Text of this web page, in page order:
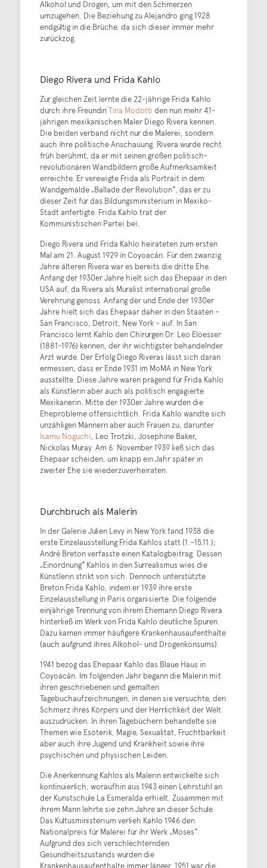
Alkohol und Drogen, um mit den Schmerzen
umzugehen. Die Beziehung zu Alejandro ging 1928
endgültig in die Brüche, da sich dieser immer mehr
zurückzog.
Diego Rivera und Frida Kahlo
Zur gleichen Zeit lernte die 22-jährige Frida Kahlo
durch ihre FreundinTina Modotti den nun mehr 41-
jährigen mexikanischen Maler Diego Rivera kennen.
Die beiden verband nicht nur die Malerei, sondern
auch ihre politische Anschauung. Rivera wurde recht
früh berühmt, da er mit seinen großen politisch-
revolutionären Wandbildern große Aufmerksamkeit
erreichte. Er verewigte Frida als Portrait in dem
Wandgemälde „Ballade der Revolution“, das er zu
dieser Zeit für das Bildungsministerium in Mexiko-
Stadt anfertigte. Frida Kahlo trat der
Kommunistischen Partei bei.
Diego Rivera und Frida Kahlo heirateten zum ersten
Mal am 21. August 1929 in Coyoacán. Für den zwanzig
Jahre älteren Rivera war es bereits die dritte Ehe.
Anfang der 1930er Jahre hielt sich das Ehepaar in den
USA auf, da Rivera als Muralist international große
Verehrung genoss. Anfang der und Ende der 1930er
Jahre hielt sich das Ehepaar daher in den Staaten –
San Francisco, Detroit, New York – auf. In San
Francisco lernt Kahlo den Chirurgen Dr. Leo Eloesser
(1881-1976) kennen, der ihr wichtigster behandelnder
Arzt wurde. Der Erfolg Diego Riveras lässt sich daran
ermessen, dass er Ende 1931 im MoMA in New York
ausstellte. Diese Jahre waren prägend für Frida Kahlo
als Künstlerin aber auch als politisch engagierte
Mexikanerin. Mitte der 1930er Jahre wurden die
Eheprobleme offensichtlich. Frida Kahlo wandte sich
unzähligen Männern aber auch Frauen zu, darunter
Isamu Noguchi, Leo Trotzki, Josephine Baker,
Nickolas Muray. Am 6. November 1939 ließ sich das
Ehepaar scheiden, um knapp ein Jahr später in
zweiter Ehe sie wiederzuverheiraten.
Durchbruch als Malerin
In der Galerie Julien Levy in New York fand 1938 die
erste Einzelausstellung Frida Kahlos statt (1.–15.11.);
André Breton verfasste einen Katalogbeitrag. Dessen
„Einordnung“ Kahlos in den Surrealismus wies die
Künstlerin strikt von sich. Dennoch unterstützte
Breton Frida Kahlo, indem er 1939 ihre erste
Einzelausstellung in Paris organisierte. Die folgende
einjährige Trennung von ihrem Ehemann Diego Rivera
hinterließ im Werk von Frida Kahlo deutliche Spuren.
Dazu kamen immer häufigere Krankenhausaufenthalte
(auch aufgrund ihres Alkohol- und Drogenkonsums).
1941 bezog das Ehepaar Kahlo das Blaue Haus in
Coyoacán. Im folgenden Jahr begann die Malerin mit
ihren geschriebenen und gemalten
Tagebuchaufzeichnungen, in denen sie versuchte, den
Schmerz ihres Körpers und der Herrlichkeit der Welt
auszudrücken. In ihren Tagebüchern behandelte sie
Themen wie Esoterik, Magie, Sexualität, Fruchtbarkeit
aber auch ihre Jugend und Krankheit sowie ihre
psychischen und physischen Leiden.
Die Anerkennung Kahlos als Malerin entwickelte sich
kontinuierlich, woraufhin aus 1943 einen Lehrstuhl an
der Kunstschule La Esmeralda erhielt. Zusammen mit
ihrem Mann lehrte sie zehn Jahre an dieser Schule.
Das Kultusministerium verlieh Kahlo 1946 den
Nationalpreis für Malerei für ihr Werk „Moses“.
Aufgrund des sich verschlechternden
Gesundheitszustands wurden die
Krankenhausaufenthalte immer länger, 1951 war die